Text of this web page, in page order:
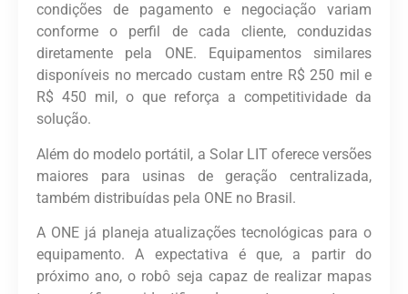
condições de pagamento e negociação variam
conforme o perfil de cada cliente, conduzidas
diretamente pela ONE. Equipamentos similares
disponíveis no mercado custam entre R$ 250 mil e
R$ 450 mil, o que reforça a competitividade da
solução.
Além do modelo portátil, a Solar LIT oferece versões
maiores para usinas de geração centralizada,
também distribuídas pela ONE no Brasil.
A ONE já planeja atualizações tecnológicas para o
equipamento. A expectativa é que, a partir do
próximo ano, o robô seja capaz de realizar mapas